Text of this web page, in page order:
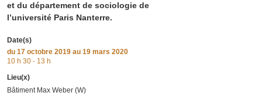
et du département de sociologie de
l’université Paris Nanterre.
Date(s)
du 17 octobre 2019 au 19 mars 2020
10 h 30 - 13 h
Lieu(x)
Bâtiment Max Weber (W)